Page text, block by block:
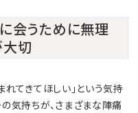
会うために無理
大切
れてきてほしい」という気持
気持ちが、さまざまな陣痛